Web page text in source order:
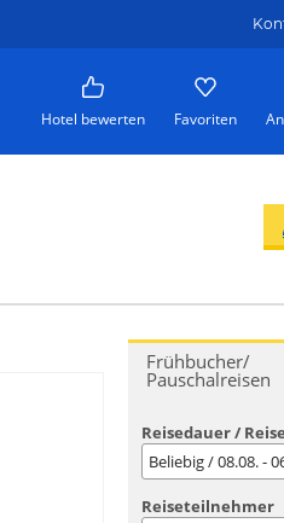
Hotel bewerten Favoriten
Frühbucher/
Pauschalreisen
Reisedauer /
Beliebig / 08.08. -
Reiseteilnehmer